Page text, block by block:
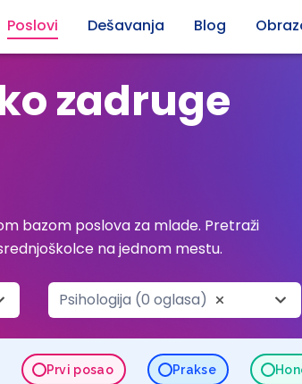
Poslovi Dešavanja Blog
zadruge
bazom poslova za mlade. Pretraži
na jednom mestu.
Psihologija (0 oglasa)
Prvi posao Prakse